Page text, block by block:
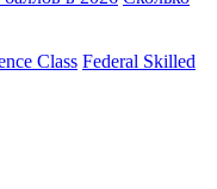
Class Federal Skilled